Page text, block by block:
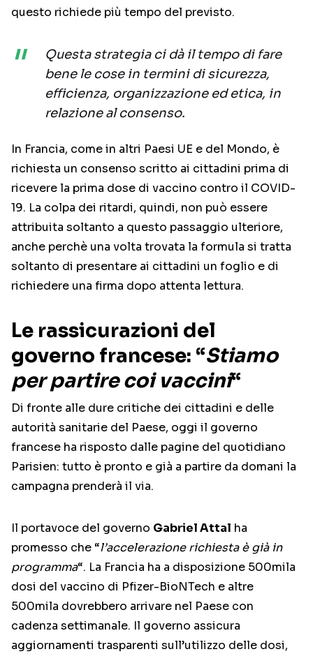
questo richiede più tempo del previsto.
Questa strategia ci dà il tempo di fare
bene le cose in termini di sicurezza,
efficienza, organizzazione ed etica, in
relazione al consenso.
In Francia, come in altri Paesi UE e del Mondo, è
richiesta un consenso scritto ai cittadini prima di
ricevere la prima dose di vaccino contro il COVID-
19. La colpa dei ritardi, quindi, non può essere
attribuita soltanto a questo passaggio ulteriore,
anche perchè una volta trovata la formula si tratta
soltanto di presentare ai cittadini un foglio e di
richiedere una firma dopo attenta lettura.
Le rassicurazioni del
governo francese: “Stiamo
per partire coi vaccini“
Di fronte alle dure critiche dei cittadini e delle
autorità sanitarie del Paese, oggi il governo
francese ha risposto dalle pagine del quotidiano
Parisien: tutto è pronto e già a partire da domani la
campagna prenderà il via.
Il portavoce del governo Gabriel Attal ha
promesso che “l’accelerazione richiesta è già in
programma“. La Francia ha a disposizione 500mila
dosi del vaccino di Pfizer-BioNTech e altre
500mila dovrebbero arrivare nel Paese con
cadenza settimanale. Il governo assicura
aggiornamenti trasparenti sull’utilizzo delle dosi,